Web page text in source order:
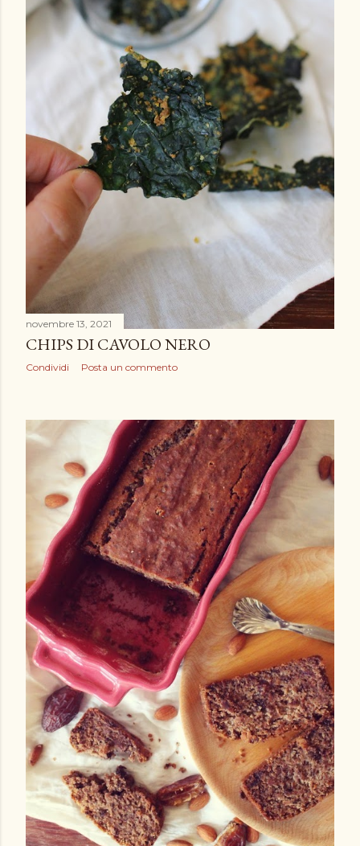
novembre 13, 2021
CHIPS DI CAVOLO NERO
Condividi Posta un commento